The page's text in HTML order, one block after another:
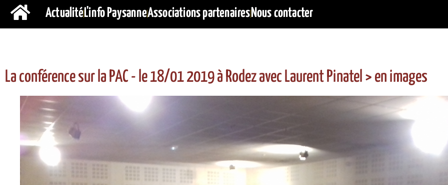
ActualitéL'info PaysanneAssociations partenairesNous contacter
La conférence sur la PAC - le 18/01 2019 à Rodez avec Laurent Pinatel > en images